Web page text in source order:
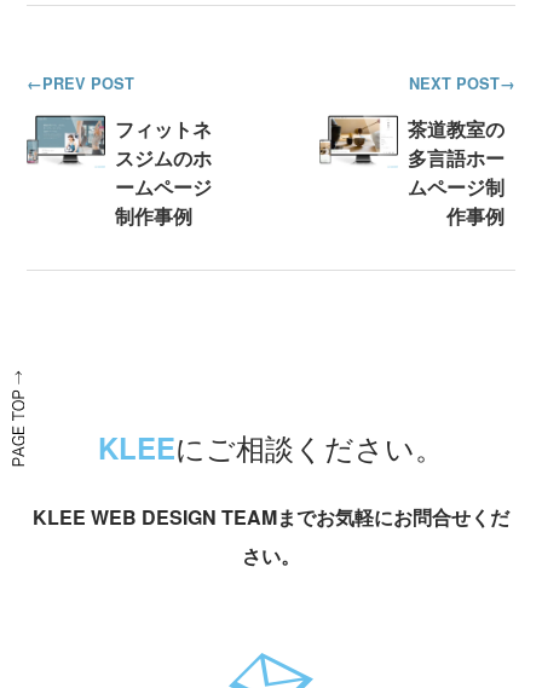
PREV POST
フィットネ
スジムのホ
ームページ
制作事例
NEXT POST
茶道教室の
多言語ホー
ムページ制
作事例
KLEEにご相談ください。
KLEE WEB DESIGN TEAMまでお気軽にお問合せくだ
さい。